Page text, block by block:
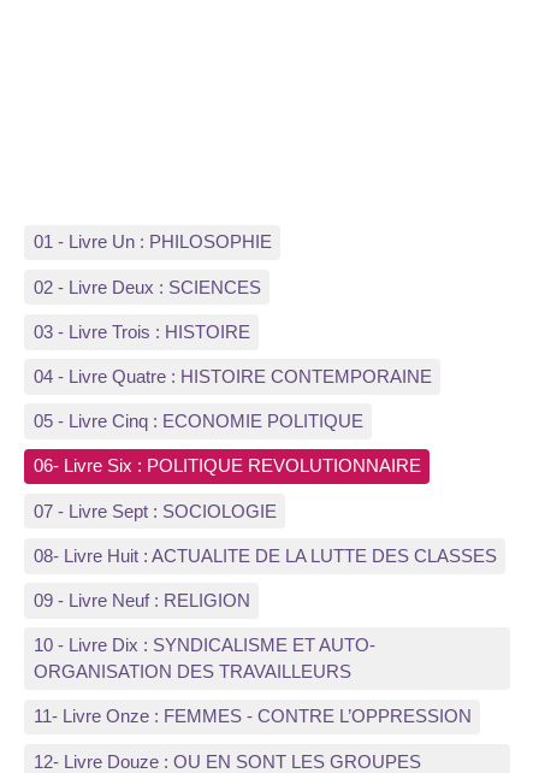
01 - Livre Un : PHILOSOPHIE
02 - Livre Deux : SCIENCES
03 - Livre Trois : HISTOIRE
04 - Livre Quatre : HISTOIRE CONTEMPORAINE
05 - Livre Cinq : ECONOMIE POLITIQUE
06- Livre Six : POLITIQUE REVOLUTIONNAIRE
07 - Livre Sept : SOCIOLOGIE
08- Livre Huit : ACTUALITE DE LA LUTTE DES CLASSES
09 - Livre Neuf : RELIGION
10 - Livre Dix : SYNDICALISME ET AUTO-
ORGANISATION DES TRAVAILLEURS
11- Livre Onze : FEMMES - CONTRE L’OPPRESSION
12- Livre Douze : OU EN SONT LES GROUPES